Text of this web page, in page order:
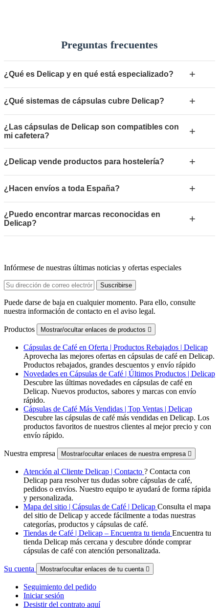
Preguntas frecuentes
¿Qué es Delicap y en qué está especializado? +
¿Qué sistemas de cápsulas cubre Delicap? +
¿Las cápsulas de Delicap son compatibles con
mi cafetera?
+
¿Delicap vende productos para hostelería? +
¿Hacen envíos a toda España? +
¿Puedo encontrar marcas reconocidas en
Delicap?
+
Infórmese de nuestras últimas noticias y ofertas especiales
Puede darse de baja en cualquier momento. Para ello, consulte
nuestra información de contacto en el aviso legal.
Productos Mostrar/ocultar enlaces de productos 
Cápsulas de Café en Oferta | Productos Rebajados | Delicap
Aprovecha las mejores ofertas en cápsulas de café en Delicap.
Productos rebajados, grandes descuentos y envío rápido
Novedades en Cápsulas de Café | Últimos Productos | Delicap
Descubre las últimas novedades en cápsulas de café en
Delicap. Nuevos productos, sabores y marcas con envío
rápido.
Cápsulas de Café Más Vendidas | Top Ventas | Delicap
Descubre las cápsulas de café más vendidas en Delicap. Los
productos favoritos de nuestros clientes al mejor precio y con
envío rápido.
Nuestra empresa Mostrar/ocultar enlaces de nuestra empresa 
Atención al Cliente Delicap | Contacto ? Contacta con
Delicap para resolver tus dudas sobre cápsulas de café,
pedidos o envíos. Nuestro equipo te ayudará de forma rápida
y personalizada.
Mapa del sitio | Cápsulas de Café | Delicap Consulta el mapa
del sitio de Delicap y accede fácilmente a todas nuestras
categorías, productos y cápsulas de café.
Tiendas de Café | Delicap – Encuentra tu tienda Encuentra tu
tienda Delicap más cercana y descubre dónde comprar
cápsulas de café con atención personalizada.
Su cuenta Mostrar/ocultar enlaces de tu cuenta 
Seguimiento del pedido
Iniciar sesión
Desistir del contrato aquí